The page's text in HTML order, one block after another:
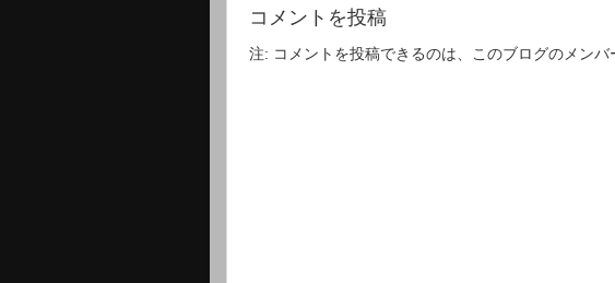
コメントを投稿
注: コメントを投稿できるのは、このブログのメンバ